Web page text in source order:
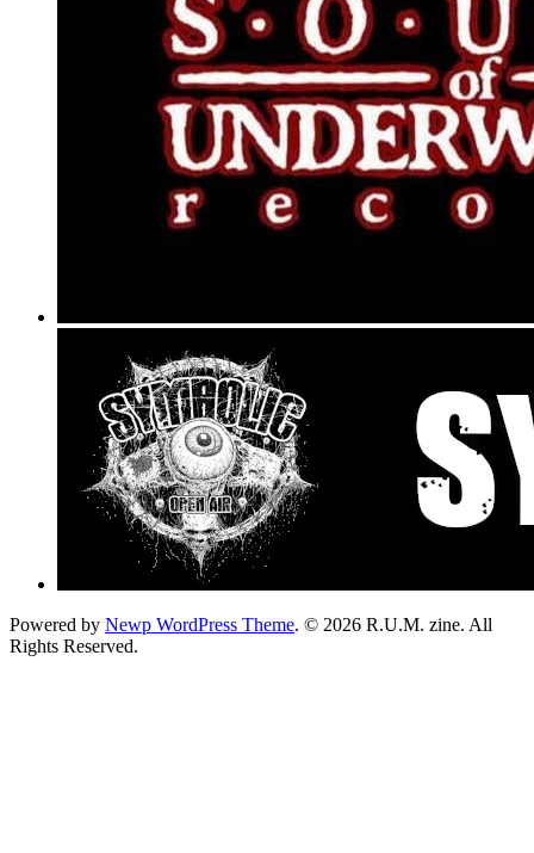
Powered by Newp WordPress Theme. © 2026 R.U.M. zine. All
Rights Reserved.